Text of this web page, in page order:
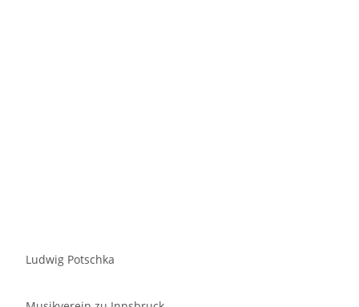
Ludwig Potschka